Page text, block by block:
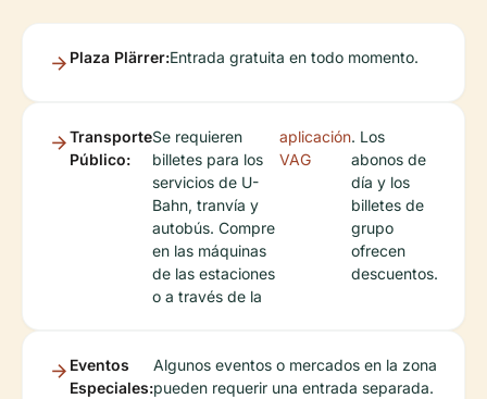
Plaza Plärrer:Entrada gratuita en todo momento.
Transporte
Público:
Se requieren
billetes para los
servicios de U-
Bahn, tranvía y
autobús. Compre
en las máquinas
de las estaciones
o a través de la
aplicación
VAG
. Los
abonos de
día y los
billetes de
grupo
ofrecen
descuentos.
Eventos
Especiales:
Algunos eventos o mercados en la zona
pueden requerir una entrada separada.